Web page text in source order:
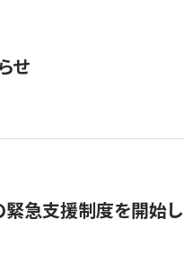
せ
緊急支援制度を開始